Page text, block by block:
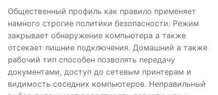
Общественный профиль как правило применяет
намного строгие политики безопасности. Режим
закрывает обнаружение компьютера а также
отсекает лишние подключения. Домашний а также
рабочий тип способен позволять передачу
документами, доступ до сетевым принтерам и
видимость соседних компьютеров. Неправильный